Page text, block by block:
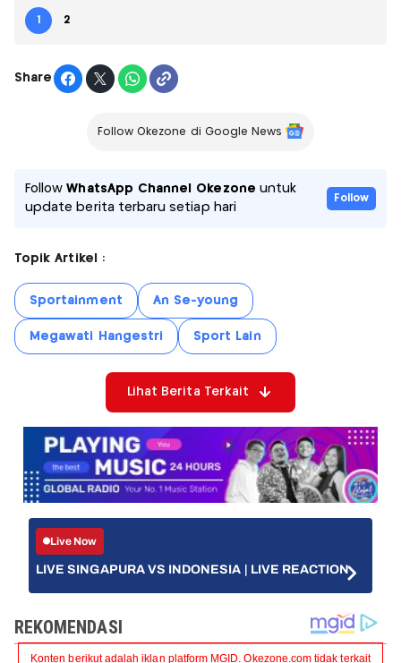
1 2
Share
Follow Okezone di Google News
FollowWhatsApp Channel Okezone untuk
update berita terbaru setiap hari
Follow
Topik Artikel :
Sportainment An Se-young
Megawati Hangestri Sport Lain
Lihat Berita Terkait
Live Now
LIVE SINGAPURA VS INDONESIA | LIVE REACTION